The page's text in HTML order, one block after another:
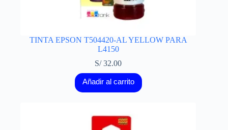
TINTA EPSON T504420-AL YELLOW PARA
L4150
S/32.00
Añadir al carrito